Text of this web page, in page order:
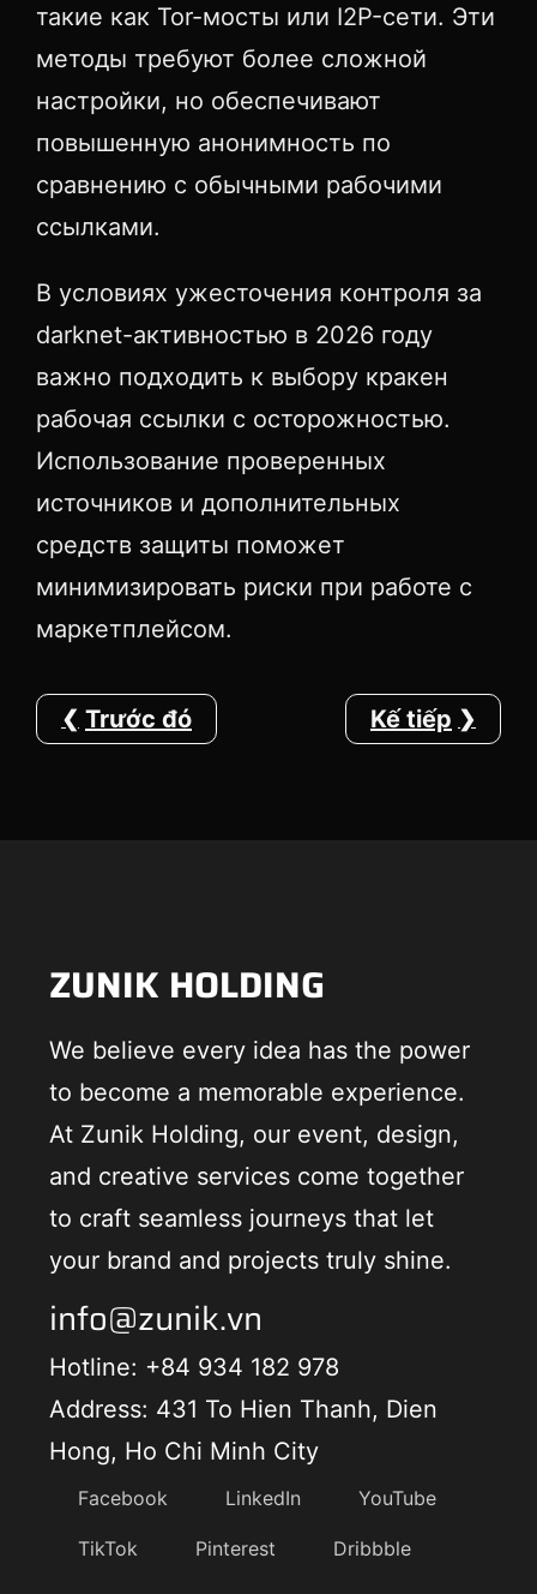
такие как Tor-мосты или I2P-сети. Эти
методы требуют более сложной
настройки, но обеспечивают
повышенную анонимность по
сравнению с обычными рабочими
ссылками.
В условиях ужесточения контроля за
darknet-активностью в 2026 году
важно подходить к выбору кракен
рабочая ссылки с осторожностью.
Использование проверенных
источников и дополнительных
средств защиты поможет
минимизировать риски при работе с
маркетплейсом.
Trước đó Kế tiếp
ZUNIK HOLDING
We believe every idea has the power
to become a memorable experience.
At Zunik Holding, our event, design,
and creative services come together
to craft seamless journeys that let
your brand and projects truly shine.
info@zunik.vn
Hotline: +84 934 182 978
Address: 431 To Hien Thanh, Dien
Hong, Ho Chi Minh City
Facebook LinkedIn YouTube
TikTok Pinterest Dribbble